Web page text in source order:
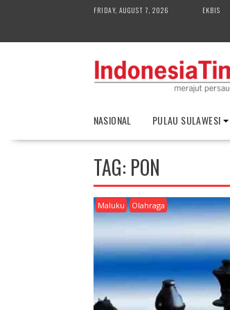
FRIDAY, AUGUST 7, 2026 EKBIS
NASIONAL PULAU SULAWESI
TAG: PON
Maluku Olahraga